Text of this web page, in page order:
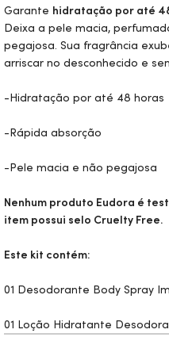
Garante hidratação por até
Deixa a pele macia,
pegajosa. Sua fragrância
arriscar no desconhecido e
-Hidratação por até 48 horas
-Rápida absorção
-Pele macia e não pegajosa
Nenhum produto Eudora é
item possui selo Cruelty Free.
Este kit contém:
01 Desodorante Body Spray
01 Loção Hidratante